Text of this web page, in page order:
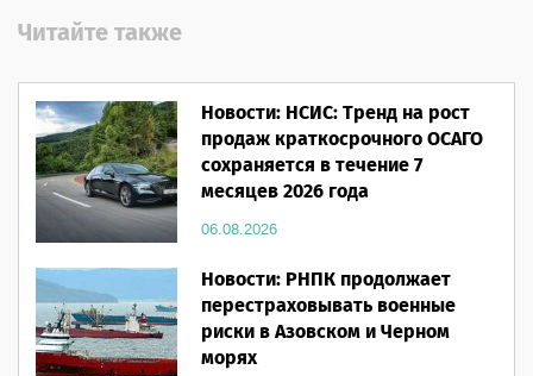
Читайте также
Новости: НСИС: Тренд на рост
продаж краткосрочного ОСАГО
сохраняется в течение 7
месяцев 2026 года
06.08.2026
Новости: РНПК продолжает
перестраховывать военные
риски в Азовском и Черном
морях